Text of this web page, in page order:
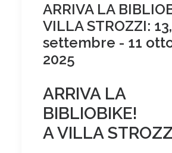
ARRIVA LA
VILLA STROZZI:
settembre - 11
2025
ARRIVA LA
BIBLIOBIKE!
A VILLA